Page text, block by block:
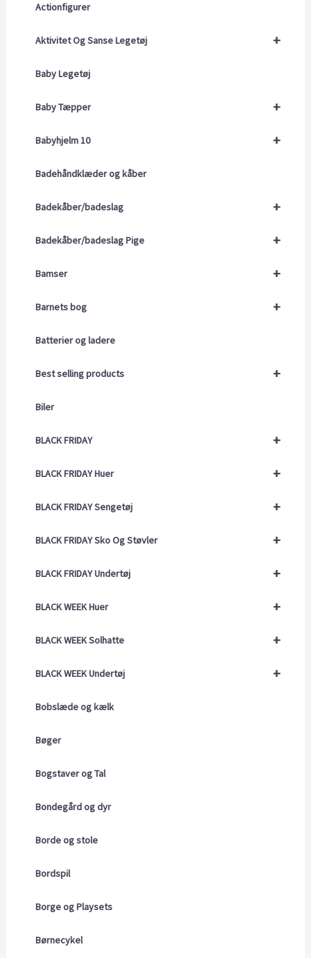
Actionfigurer
+
Aktivitet Og Sanse Legetøj
Baby Legetøj
+
Baby Tæpper
+
Babyhjelm 10
Badehåndklæder og kåber
+
Badekåber/badeslag
+
Badekåber/badeslag Pige
+
Bamser
+
Barnets bog
Batterier og ladere
+
Best selling products
Biler
+
BLACK FRIDAY
+
BLACK FRIDAY Huer
+
BLACK FRIDAY Sengetøj
+
BLACK FRIDAY Sko Og Støvler
+
BLACK FRIDAY Undertøj
+
BLACK WEEK Huer
+
BLACK WEEK Solhatte
+
BLACK WEEK Undertøj
Bobslæde og kælk
Bøger
Bogstaver og Tal
Bondegård og dyr
Borde og stole
Bordspil
Borge og Playsets
Børnecykel